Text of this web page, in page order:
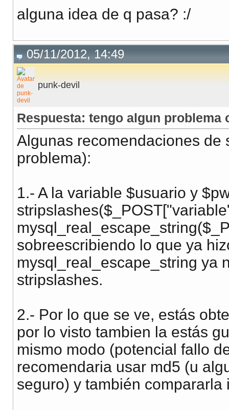
alguna idea de q pasa? :/
05/11/2012, 14:49
punk-devil
Respuesta: tengo algun problema
Algunas recomendaciones de
problema):
1.- A la variable $usuario y
sobreescribiendo lo que ya
mysql_real_escape_string ya
stripslashes.
2.- Por lo que se ve, estás
por lo visto tambien la estás
mismo modo (potencial fallo
recomendaria usar md5 (u
seguro) y también compararla